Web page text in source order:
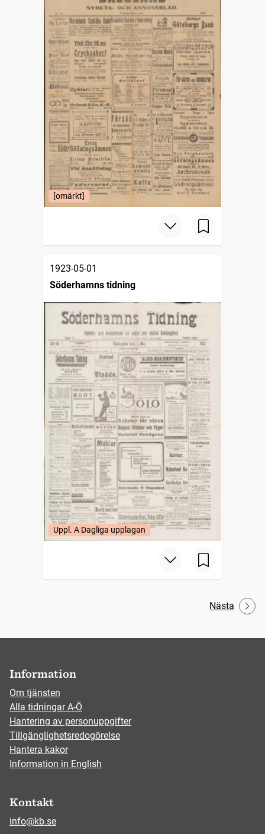
[omärkt]
1923-05-01
Söderhamns tidning
Uppl. A Dagliga upplagan
Nästa
Information
Om tjänsten
Alla tidningar A-Ö
Hantering av personuppgifter
Tillgänglighetsredogörelse
Hantera kakor
Information in English
Kontakt
info@kb.se